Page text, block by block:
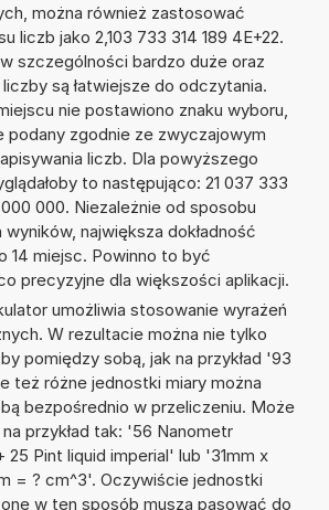
można również zastosować
liczb jako 2,103 733 314 189 4E+22.
szczególności bardzo duże oraz
liczby są łatwiejsze do odczytania.
nie postawiono znaku wyboru,
podany zgodnie ze zwyczajowym
liczb. Dla powyższego
to następująco: 21 037 333
000. Niezależnie od sposobu
największa dokładność
14 miejsc. Powinno to być
precyzyjne dla większości aplikacji.
umożliwia stosowanie wyrażeń
W rezultacie można nie tylko
pomiędzy sobą, jak na przykład '93
też różne jednostki miary można
bezpośrednio w przeliczeniu. Może
przykład tak: '56 Nanometr
25 Pint liquid imperial' lub '31mm x
= ? cm^3'. Oczywiście jednostki
w ten sposób muszą pasować do